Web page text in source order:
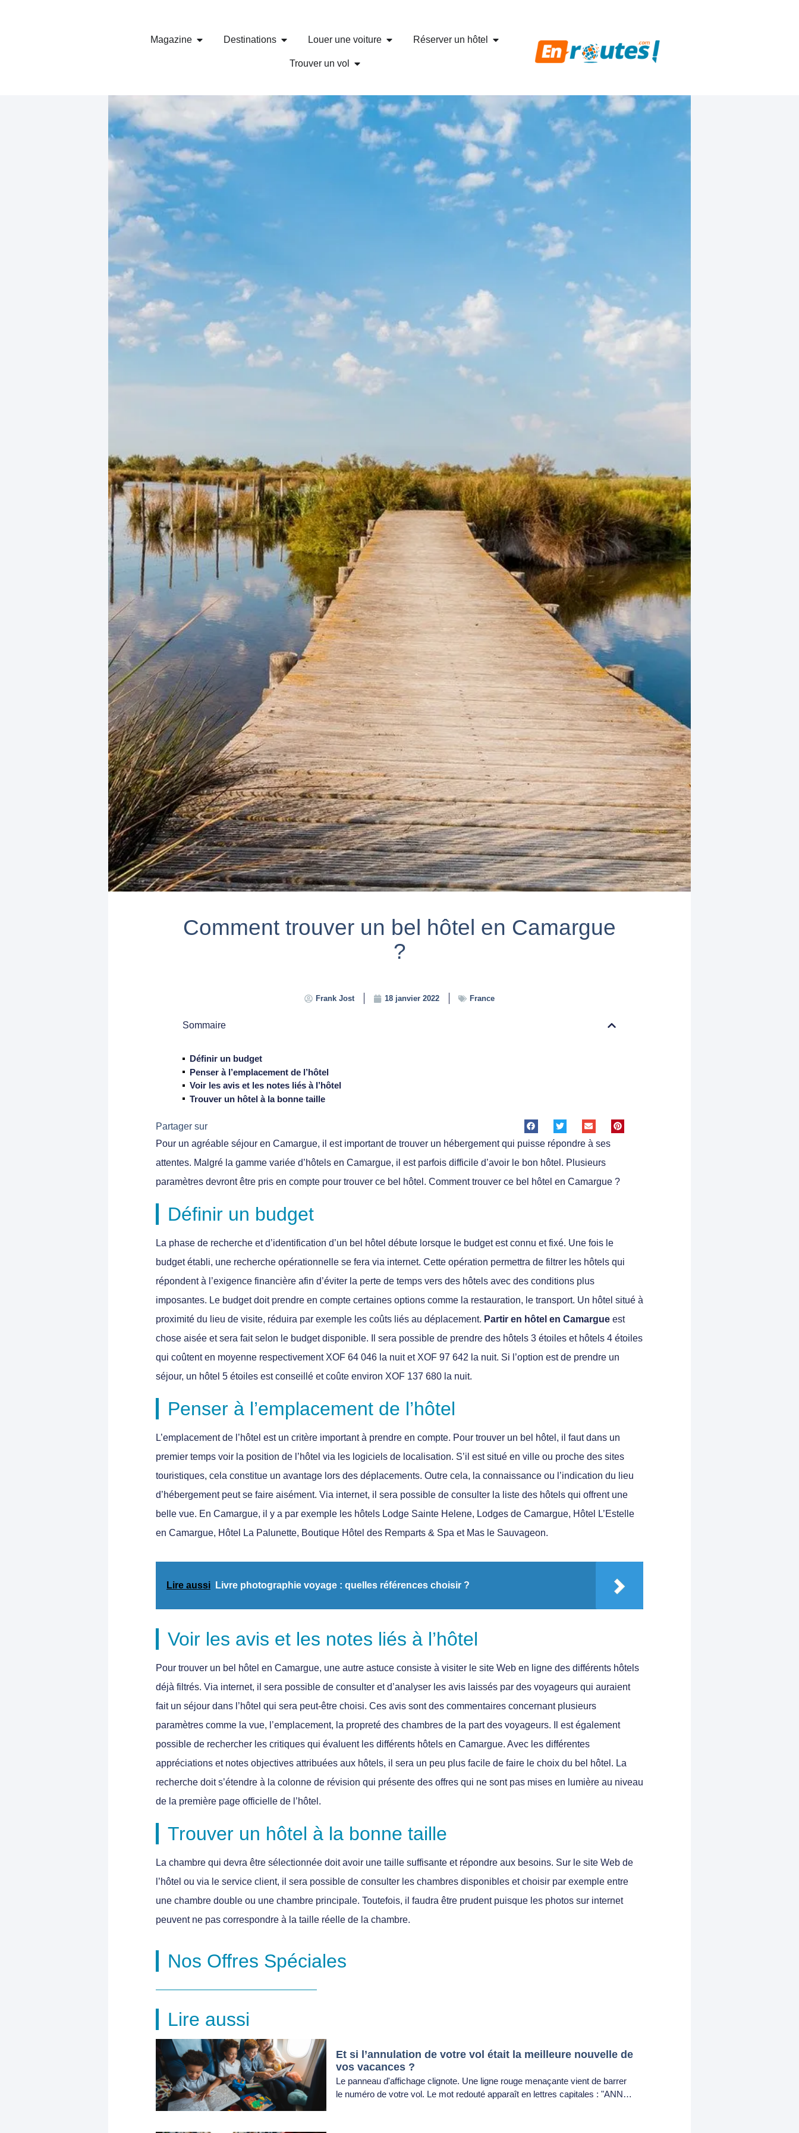
Magazine Destinations Louer une voiture Réserver un hôtel
Trouver un vol
Comment trouver un bel hôtel en Camargue
?
Frank Jost 18 janvier 2022 France
Sommaire
Définir un budget
Penser à l’emplacement de l’hôtel
Voir les avis et les notes liés à l’hôtel
Trouver un hôtel à la bonne taille
Partager sur
Pour un agréable séjour en Camargue, il est important de trouver un hébergement qui puisse répondre à ses
attentes. Malgré la gamme variée d’hôtels en Camargue, il est parfois difficile d’avoir le bon hôtel. Plusieurs
paramètres devront être pris en compte pour trouver ce bel hôtel. Comment trouver ce bel hôtel en Camargue ?
Définir un budget
La phase de recherche et d’identification d’un bel hôtel débute lorsque le budget est connu et fixé. Une fois le
budget établi, une recherche opérationnelle se fera via internet. Cette opération permettra de filtrer les hôtels qui
répondent à l’exigence financière afin d’éviter la perte de temps vers des hôtels avec des conditions plus
imposantes. Le budget doit prendre en compte certaines options comme la restauration, le transport. Un hôtel situé à
proximité du lieu de visite, réduira par exemple les coûts liés au déplacement. Partir en hôtel en Camargue est
chose aisée et sera fait selon le budget disponible. Il sera possible de prendre des hôtels 3 étoiles et hôtels 4 étoiles
qui coûtent en moyenne respectivement XOF 64 046 la nuit et XOF 97 642 la nuit. Si l’option est de prendre un
séjour, un hôtel 5 étoiles est conseillé et coûte environ XOF 137 680 la nuit.
Penser à l’emplacement de l’hôtel
L’emplacement de l’hôtel est un critère important à prendre en compte. Pour trouver un bel hôtel, il faut dans un
premier temps voir la position de l’hôtel via les logiciels de localisation. S’il est situé en ville ou proche des sites
touristiques, cela constitue un avantage lors des déplacements. Outre cela, la connaissance ou l’indication du lieu
d’hébergement peut se faire aisément. Via internet, il sera possible de consulter la liste des hôtels qui offrent une
belle vue. En Camargue, il y a par exemple les hôtels Lodge Sainte Helene, Lodges de Camargue, Hôtel L’Estelle
en Camargue, Hôtel La Palunette, Boutique Hôtel des Remparts & Spa et Mas le Sauvageon.
Lire aussi Livre photographie voyage : quelles références choisir ?
Voir les avis et les notes liés à l’hôtel
Pour trouver un bel hôtel en Camargue, une autre astuce consiste à visiter le site Web en ligne des différents hôtels
déjà filtrés. Via internet, il sera possible de consulter et d’analyser les avis laissés par des voyageurs qui auraient
fait un séjour dans l’hôtel qui sera peut-être choisi. Ces avis sont des commentaires concernant plusieurs
paramètres comme la vue, l’emplacement, la propreté des chambres de la part des voyageurs. Il est également
possible de rechercher les critiques qui évaluent les différents hôtels en Camargue. Avec les différentes
appréciations et notes objectives attribuées aux hôtels, il sera un peu plus facile de faire le choix du bel hôtel. La
recherche doit s’étendre à la colonne de révision qui présente des offres qui ne sont pas mises en lumière au niveau
de la première page officielle de l’hôtel.
Trouver un hôtel à la bonne taille
La chambre qui devra être sélectionnée doit avoir une taille suffisante et répondre aux besoins. Sur le site Web de
l’hôtel ou via le service client, il sera possible de consulter les chambres disponibles et choisir par exemple entre
une chambre double ou une chambre principale. Toutefois, il faudra être prudent puisque les photos sur internet
peuvent ne pas correspondre à la taille réelle de la chambre.
Nos Offres Spéciales
Lire aussi
Et si l’annulation de votre vol était la meilleure nouvelle de
vos vacances ?
Le panneau d'affichage clignote. Une ligne rouge menaçante vient de barrer
le numéro de votre vol. Le mot redouté apparaît en lettres capitales : "ANN…